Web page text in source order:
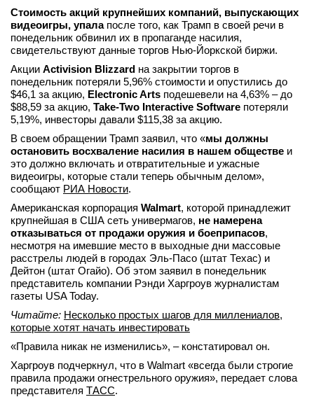
Стоимость акций крупнейших компаний, выпускающих
видеоигры, упала после того, как Трамп в своей речи в
понедельник обвинил их в пропаганде насилия,
свидетельствуют данные торгов Нью-Йоркской биржи.
Акции Activision Blizzard на закрытии торгов в
понедельник потеряли 5,96% стоимости и опустились до
$46,1 за акцию, Electronic Arts подешевели на 4,63% – до
$88,59 за акцию, Take-Two Interactive Software потеряли
5,19%, инвесторы давали $115,38 за акцию.
В своем обращении Трамп заявил, что «мы должны
остановить восхваление насилия в нашем обществе и
это должно включать и отвратительные и ужасные
видеоигры, которые стали теперь обычным делом»,
сообщают РИА Новости.
Американская корпорация Walmart, которой принадлежит
крупнейшая в США сеть универмагов, не намерена
отказываться от продажи оружия и боеприпасов,
несмотря на имевшие место в выходные дни массовые
расстрелы людей в городах Эль-Пасо (штат Техас) и
Дейтон (штат Огайо). Об этом заявил в понедельник
представитель компании Рэнди Харгроув журналистам
газеты USA Today.
Читайте: Несколько простых шагов для миллениалов,
которые хотят начать инвестировать
«Правила никак не изменились», – констатировал он.
Харгроув подчеркнул, что в Walmart «всегда были строгие
правила продажи огнестрельного оружия», передает слова
представителя ТАСС.